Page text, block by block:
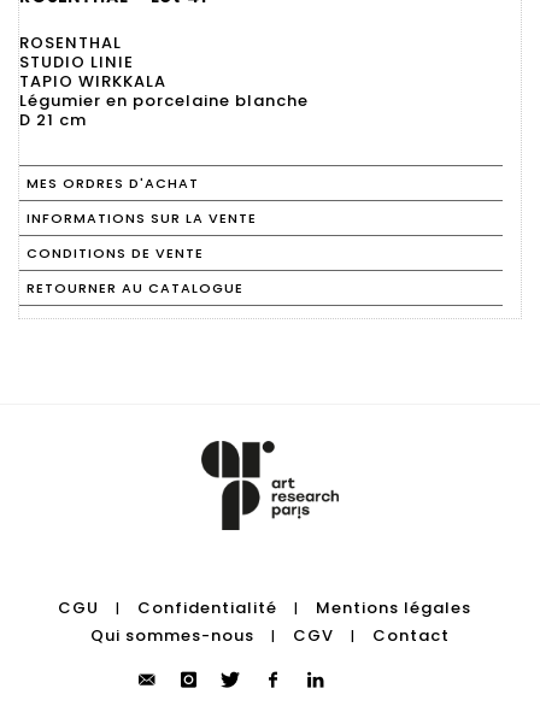
ROSENTHAL
STUDIO LINIE
TAPIO WIRKKALA
Légumier en porcelaine blanche
D 21 cm
MES ORDRES D'ACHAT
INFORMATIONS SUR LA VENTE
CONDITIONS DE VENTE
RETOURNER AU CATALOGUE
CGU | Confidentialité |
Mentions légales
Qui sommes-nous
| CGV | Contact